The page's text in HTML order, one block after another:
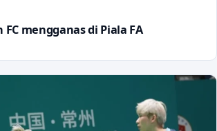
FC mengganas di Piala FA